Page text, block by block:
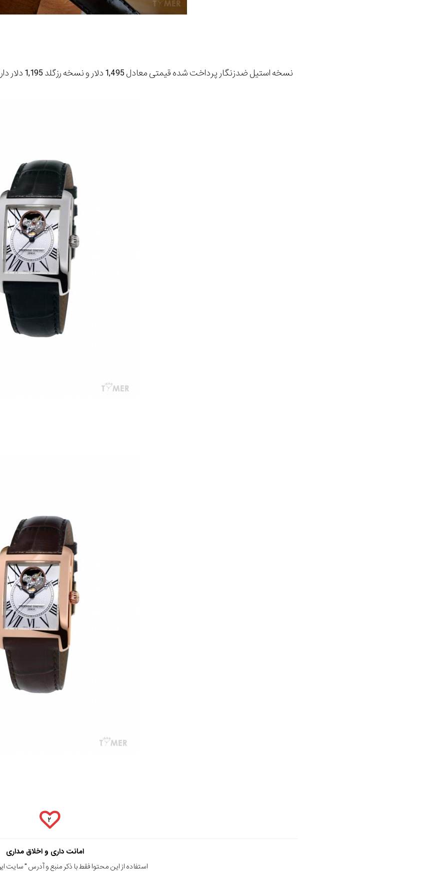
نسخه استیل ضدزنگار پرداخت شده قیمتی معادل1,495دلار و نسخه رزگلد1,195دلار
۲
امانت داری و اخلاق مداری
استفاده از این محتوا فقط با ذکر منبع و آدرس "سایت